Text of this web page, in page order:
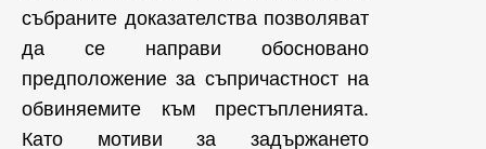
събраните доказателства позволяват
да се направи обосновано
предположение за съпричастност на
обвиняемите към престъпленията.
Като мотиви за задържането